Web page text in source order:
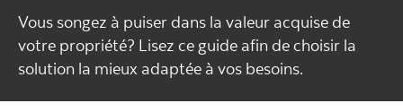
Vous songez à puiser dans la valeur acquise de
votre propriété? Lisez ce guide afin de choisir la
solution la mieux adaptée à vos besoins.